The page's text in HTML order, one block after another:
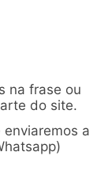
na frase ou
do site.
a